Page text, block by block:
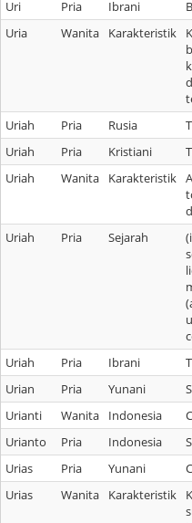
Uri Pria Ibrani
Uria
Wanita Karakteristik
Uriah
Pria Rusia
Uriah
Pria Kristiani
Uriah
Wanita Karakteristik
Uriah
Pria Sejarah
Uriah
Pria Ibrani
Urian
Pria Yunani
Urianti
Wanita Indonesia
Urianto
Pria Indonesia
Urias
Pria Yunani
Urias
Wanita Karakteristik